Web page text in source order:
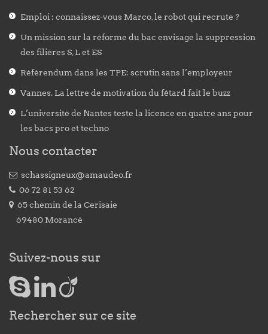
Emploi : connaissez-vous Marco, le robot qui recrute ?
Un mission sur la réforme du bac envisage la suppression
des filières S, L et ES
Référendum dans les TPE: scrutin sans l’employeur
Vannes. La lettre de motivation du fêtard fait le buzz
L’université de Nantes teste la licence en quatre ans pour
les bacs pro et techno
Nous contacter
schassigneux@amaudeo.fr
06 72 81 53 62
65 chemin de la Cerisaie
69480 Morancé
Suivez-nous sur
Rechercher sur ce site